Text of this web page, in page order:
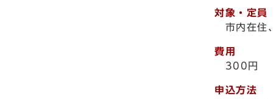
対象・定員
市内在住
費用
300円
申込方法